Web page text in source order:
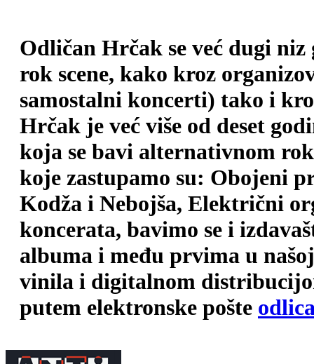
Odličan Hrčak se već dugi
rok scene, kako kroz
samostalni koncerti) tako i
Hrčak je već više od deset
koja se bavi alternativnom
koje zastupamo su: Obojeni
Kodža i Nebojša, Električni
koncerata, bavimo se i
albuma i među prvima u
vinila i digitalnom
putem elektronske pošte